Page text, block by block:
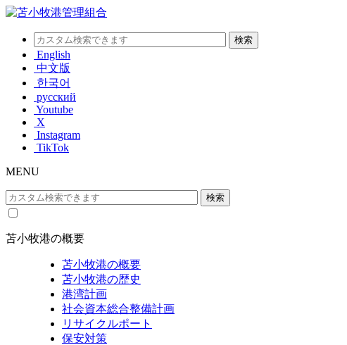
English
中文版
한국어
русский
Youtube
X
Instagram
TikTok
MENU
苫小牧港の概要
苫小牧港の概要
苫小牧港の歴史
港湾計画
社会資本総合整備計画
リサイクルポート
保安対策